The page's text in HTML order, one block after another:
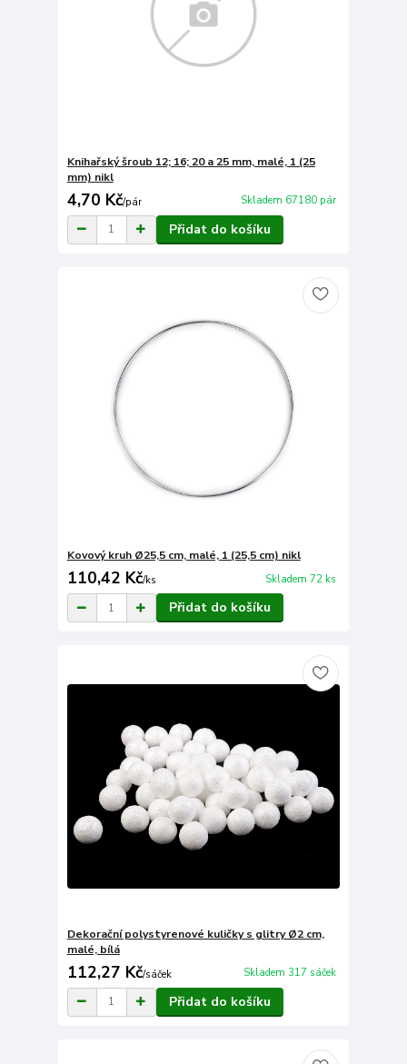
Knihařský šroub 12; 16; 20 a 25 mm, malé, 1 (25
mm) nikl
4,70 Kč/pár Skladem 67180 pár
Přidat do košíku
Kovový kruh Ø25,5 cm, malé, 1 (25,5 cm) nikl
110,42 Kč/ks Skladem 72 ks
Přidat do košíku
Dekorační polystyrenové kuličky s glitry Ø2 cm,
malé, bílá
112,27 Kč/sáček Skladem 317 sáček
Přidat do košíku